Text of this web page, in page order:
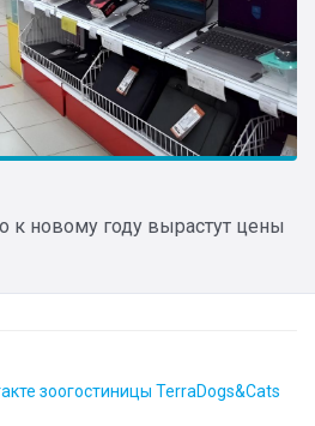
к новому году вырастут цены
зоогостиницы TerraDogs&Cats